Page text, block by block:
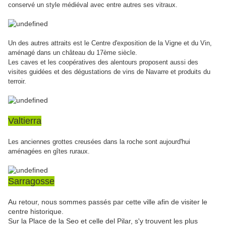
conservé un style médiéval avec entre autres ses vitraux.
Un des autres attraits est le Centre d'exposition de la Vigne et du Vin,
aménagé dans un château du 17ème siècle.
Les caves et les coopératives des alentours proposent aussi des
visites guidées et des dégustations de vins de Navarre et produits du
terroir.
Valtierra
Les anciennes grottes creusées dans la roche sont aujourd'hui
aménagées en gîtes ruraux.
Sarragosse
Au retour, nous sommes passés par cette ville afin de visiter le
centre historique.
Sur la Place de la Seo et celle del Pilar, s'y trouvent les plus